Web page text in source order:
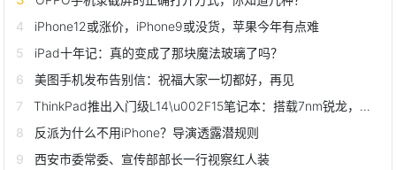
iPhone12或涨价，iPhone9或没货，苹果今年有点难
iPad十年记：真的变成了那块魔法玻璃了吗？
美图手机发布告别信：祝福大家一切都好，再见
ThinkPad推出入门级L14\u002F15笔记本：搭载7nm锐龙，约4600元起
反派为什么不用iPhone？导演透露潜规则
西安市委常委、宣传部部长一行视察红人装